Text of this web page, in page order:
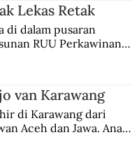
Lekas Retak
di dalam pusaran
RUU Perkawinan.
van Karawang
di Karawang dari
Aceh dan Jawa. Anak